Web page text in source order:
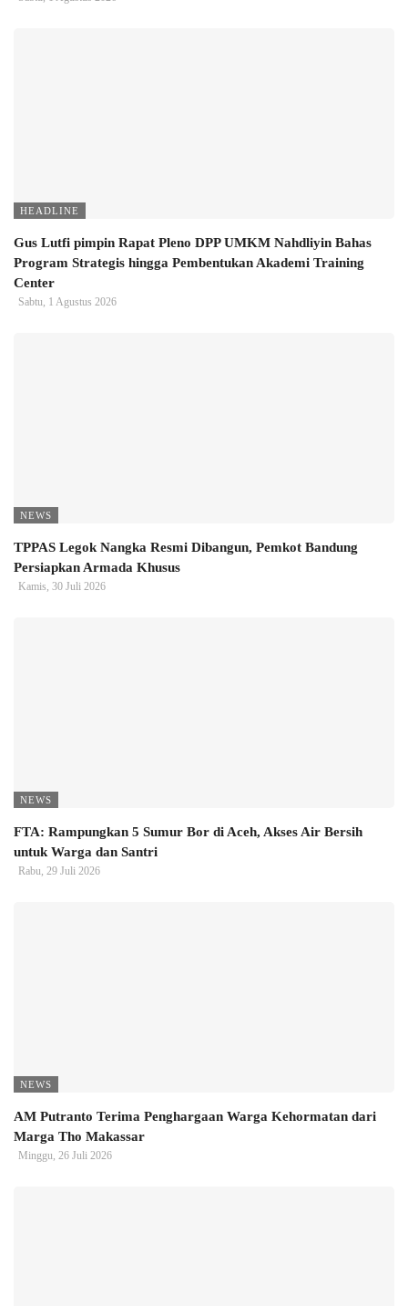
HEADLINE
Gus Lutfi pimpin Rapat Pleno DPP UMKM Nahdliyin Bahas
Program Strategis hingga Pembentukan Akademi Training
Center
Sabtu, 1 Agustus 2026
NEWS
TPPAS Legok Nangka Resmi Dibangun, Pemkot Bandung
Persiapkan Armada Khusus
Kamis, 30 Juli 2026
NEWS
FTA: Rampungkan 5 Sumur Bor di Aceh, Akses Air Bersih
untuk Warga dan Santri
Rabu, 29 Juli 2026
NEWS
AM Putranto Terima Penghargaan Warga Kehormatan dari
Marga Tho Makassar
Minggu, 26 Juli 2026